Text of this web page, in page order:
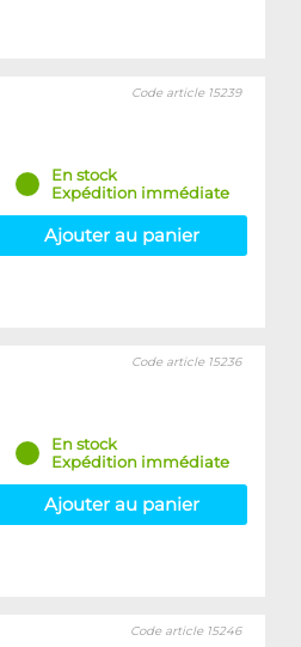
Code article 15239
En stock
Expédition immédiate
Ajouter au panier
Code article 15236
En stock
Expédition immédiate
Ajouter au panier
Code article 15246